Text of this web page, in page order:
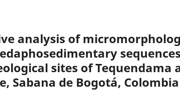
analysis of
sites of Tequendama
Sabana de Bogotá, Colombia